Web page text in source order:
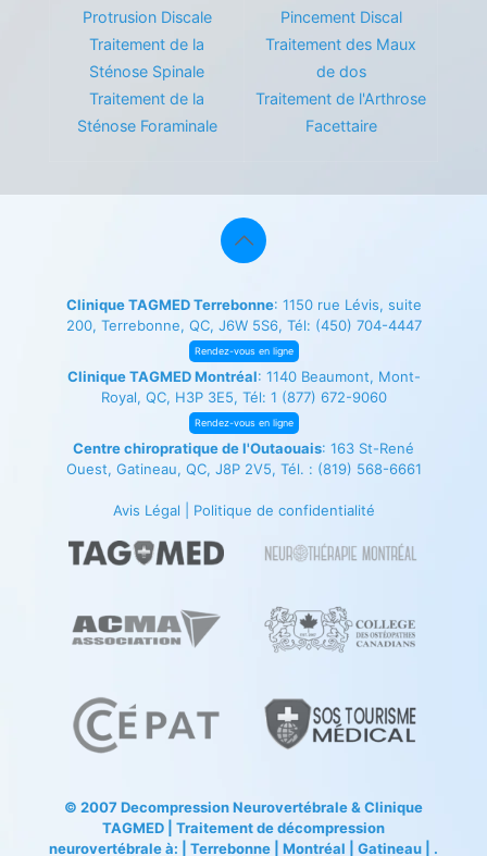
Protrusion Discale
Traitement de la
Sténose Spinale
Traitement de la
Sténose Foraminale
Pincement Discal
Traitement des Maux
de dos
Traitement de l'Arthrose
Facettaire
Clinique TAGMED Terrebonne: 1150 rue Lévis, suite
200, Terrebonne, QC, J6W 5S6, Tél: (450) 704-4447
Rendez-vous en ligne
Clinique TAGMED Montréal: 1140 Beaumont, Mont-
Royal, QC, H3P 3E5, Tél: 1 (877) 672-9060
Rendez-vous en ligne
Centre chiropratique de l'Outaouais: 163 St-René
Ouest, Gatineau, QC, J8P 2V5, Tél. : (819) 568-6661
Avis Légal Politique de confidentialité
© 2007Decompression Neurovertébrale& Clinique
TAGMED | Traitement de décompression
neurovertébrale à: | Terrebonne | Montréal | Gatineau | .